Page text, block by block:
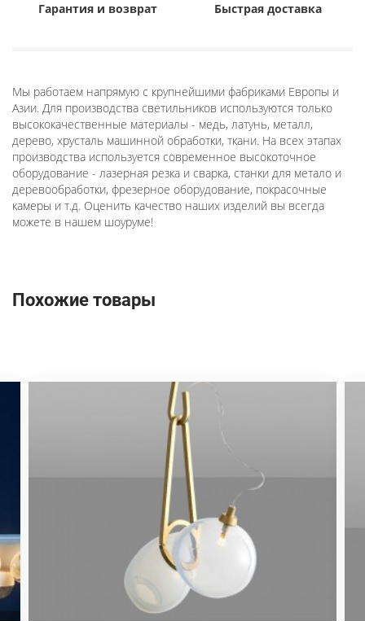
Гарантия и возврат Быстрая доставка
Мы работаем напрямую с крупнейшими фабриками Европы и
Азии. Для производства светильников используются только
высококачественные материалы - медь, латунь, металл,
дерево, хрусталь машинной обработки, ткани. На всех этапах
производства используется современное высокоточное
оборудование - лазерная резка и сварка, станки для метало и
деревообработки, фрезерное оборудование, покрасочные
камеры и т.д. Оценить качество наших изделий вы всегда
можете в нашем шоуруме!
Похожие товары